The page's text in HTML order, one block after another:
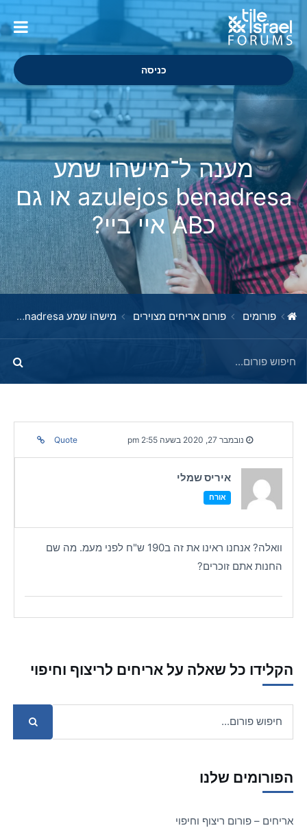
כניסה
מענה ל־מישהו שמע
azulejos benadresa או גם
כAB איי ביי?
פורומים פורום אריחים מצוירים מישהו שמע azulejos benadresa או גם כAB איי ביי?
נובמבר 27, 2020 בשעה 2:55 pm Quote
איריס שמלי
אורח
וואלה? אנחנו ראינו את זה ב190 ש"ח לפני מעמ. מה שם
החנות אתם זוכרים?
הקלידו כל שאלה על אריחים לריצוף וחיפוי
הפורומים שלנו
אריחים – פורום ריצוף וחיפוי